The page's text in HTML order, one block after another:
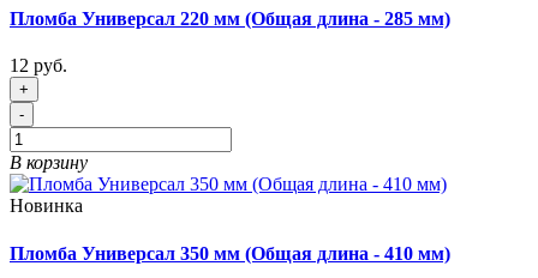
Пломба Универсал 220 мм (Общая длина - 285 мм)
12 руб.
+
-
В корзину
Новинка
Пломба Универсал 350 мм (Общая длина - 410 мм)